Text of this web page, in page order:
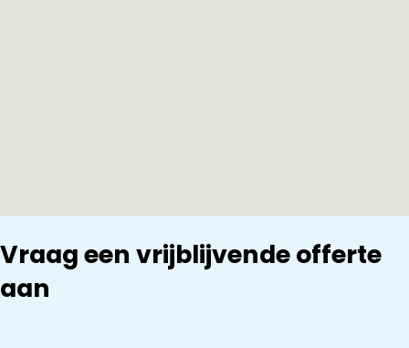
Vraag een vrijblijvende offerte
aan